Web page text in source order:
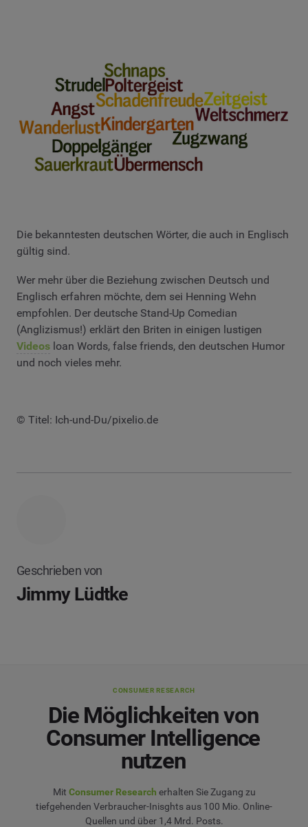
Die bekanntesten deutschen Wörter, die auch in Englisch
gültig sind.
Wer mehr über die Beziehung zwischen Deutsch und
Englisch erfahren möchte, dem sei Henning Wehn
empfohlen. Der deutsche Stand-Up Comedian
(Anglizismus!) erklärt den Briten in einigen lustigen
Videos loan Words, false friends, den deutschen Humor
und noch vieles mehr.
© Titel: Ich-und-Du/pixelio.de
Geschrieben von
Jimmy Lüdtke
CONSUMER RESEARCH
Die Möglichkeiten von
Consumer Intelligence
nutzen
Mit Consumer Research erhalten Sie Zugang zu
tiefgehenden Verbraucher-Inisghts aus 100 Mio. Online-
Quellen und über 1,4 Mrd. Posts.